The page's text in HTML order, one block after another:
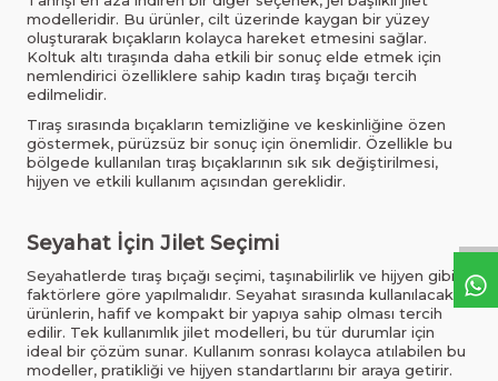
modelleridir. Bu ürünler, cilt üzerinde kaygan bir yüzey
oluşturarak bıçakların kolayca hareket etmesini sağlar.
Koltuk altı tıraşında daha etkili bir sonuç elde etmek için
nemlendirici özelliklere sahip kadın tıraş bıçağı tercih
edilmelidir.
Tıraş sırasında bıçakların temizliğine ve keskinliğine özen
göstermek, pürüzsüz bir sonuç için önemlidir. Özellikle bu
bölgede kullanılan tıraş bıçaklarının sık sık değiştirilmesi,
hijyen ve etkili kullanım açısından gereklidir.
Seyahat İçin Jilet Seçimi
Seyahatlerde tıraş bıçağı seçimi, taşınabilirlik ve hijyen gibi
faktörlere göre yapılmalıdır. Seyahat sırasında kullanılacak
ürünlerin, hafif ve kompakt bir yapıya sahip olması tercih
edilir. Tek kullanımlık jilet modelleri, bu tür durumlar için
ideal bir çözüm sunar. Kullanım sonrası kolayca atılabilen bu
modeller, pratikliği ve hijyen standartlarını bir araya getirir.